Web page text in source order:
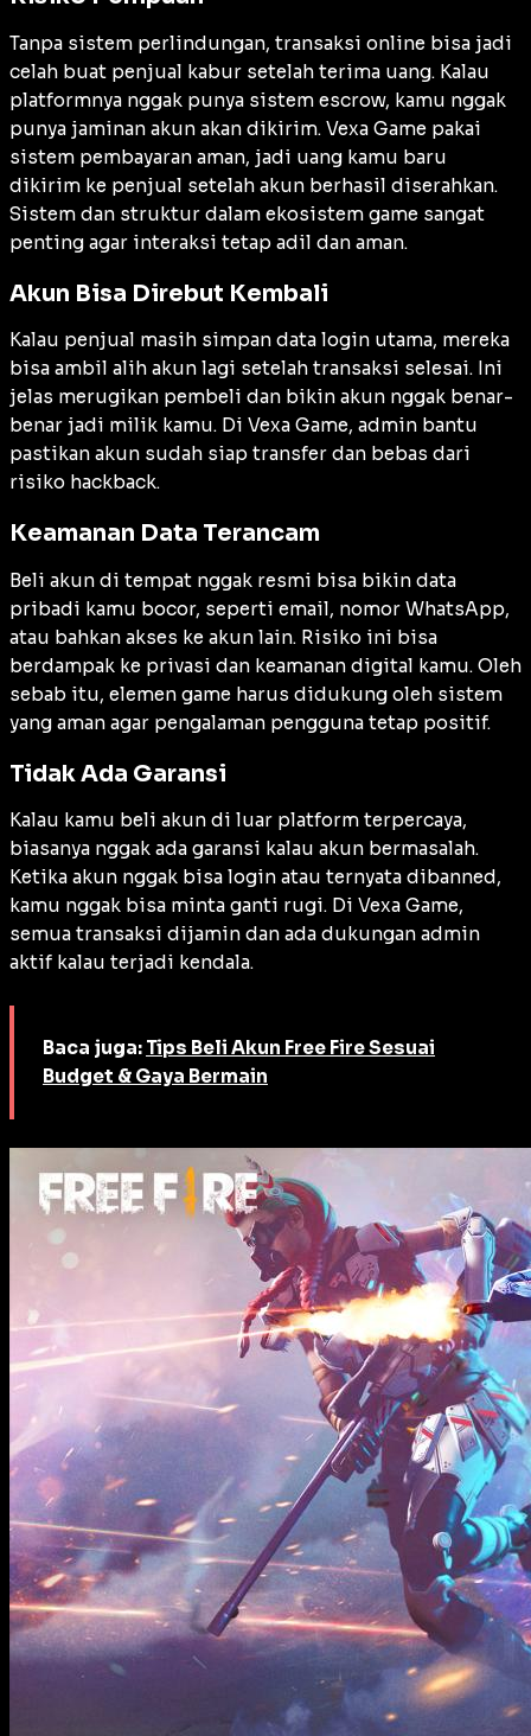
Tanpa sistem perlindungan, transaksi online bisa jadi
celah buat penjual kabur setelah terima uang. Kalau
platformnya nggak punya sistem escrow, kamu nggak
punya jaminan akun akan dikirim. Vexa Game pakai
sistem pembayaran aman, jadi uang kamu baru
dikirim ke penjual setelah akun berhasil diserahkan.
Sistem dan struktur dalam ekosistem game sangat
penting agar interaksi tetap adil dan aman.
Akun Bisa Direbut Kembali
Kalau penjual masih simpan data login utama, mereka
bisa ambil alih akun lagi setelah transaksi selesai. Ini
jelas merugikan pembeli dan bikin akun nggak benar-
benar jadi milik kamu. Di Vexa Game, admin bantu
pastikan akun sudah siap transfer dan bebas dari
risiko hackback.
Keamanan Data Terancam
Beli akun di tempat nggak resmi bisa bikin data
pribadi kamu bocor, seperti email, nomor WhatsApp,
atau bahkan akses ke akun lain. Risiko ini bisa
berdampak ke privasi dan keamanan digital kamu. Oleh
sebab itu, elemen game harus didukung oleh sistem
yang aman agar pengalaman pengguna tetap positif.
Tidak Ada Garansi
Kalau kamu beli akun di luar platform terpercaya,
biasanya nggak ada garansi kalau akun bermasalah.
Ketika akun nggak bisa login atau ternyata dibanned,
kamu nggak bisa minta ganti rugi. Di Vexa Game,
semua transaksi dijamin dan ada dukungan admin
aktif kalau terjadi kendala.
Baca juga: Tips Beli Akun Free Fire Sesuai
Budget & Gaya Bermain